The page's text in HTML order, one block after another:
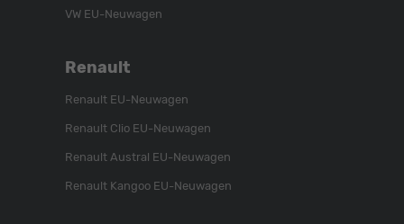
VW EU-Neuwagen
Renault
Renault EU-Neuwagen
Renault Clio EU-Neuwagen
Renault Austral EU-Neuwagen
Renault Kangoo EU-Neuwagen